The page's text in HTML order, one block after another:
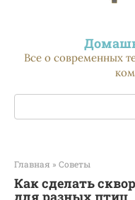
Все о современных
Поиск:
Главная » Советы
Как сделать
для разных птиц